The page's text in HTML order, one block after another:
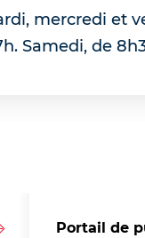
mercredi et
Samedi, de
Portail de